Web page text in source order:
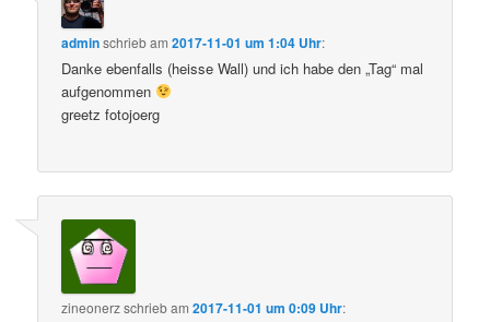
adminschriebam2017-11-01 um 1:04 Uhr:
Danke ebenfalls (heisse Wall) und ich habe den „Tag“ mal
aufgenommen
greetz fotojoerg
zineonerzschriebam2017-11-01 um 0:09 Uhr: